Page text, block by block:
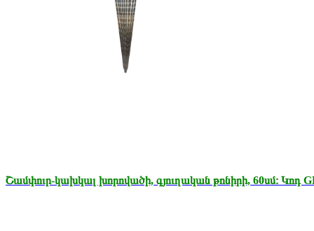
Շամփուր-կախկալ խորովածի, գյուղական թոնիրի, 60սմ։ Կոդ